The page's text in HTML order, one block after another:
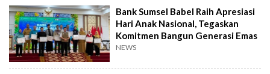
Bank Sumsel Babel Raih Apresiasi
Hari Anak Nasional, Tegaskan
Komitmen Bangun Generasi Emas
NEWS